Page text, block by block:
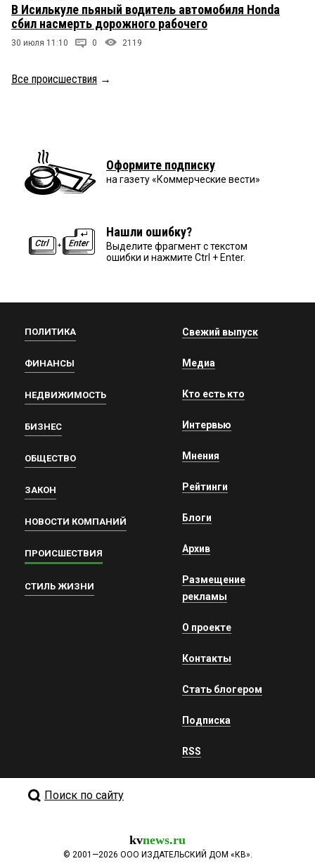
В Исилькуле пьяный водитель автомобиля Honda
сбил насмерть дорожного рабочего
30 июля 11:10 0 2119
Все происшествия →
Оформите подписку
на газету «Коммерческие вести»
Нашли ошибку?
Выделите фрагмент с текстом
ошибки и нажмите Ctrl + Enter.
ПОЛИТИКА
ФИНАНСЫ
НЕДВИЖИМОСТЬ
БИЗНЕС
ОБЩЕСТВО
ЗАКОН
НОВОСТИ КОМПАНИЙ
ПРОИСШЕСТВИЯ
СТИЛЬ ЖИЗНИ
Свежий выпуск
Медиа
Кто есть кто
Интервью
Мнения
Рейтинги
Блоги
Архив
Размещение
рекламы
О проекте
Контакты
Стать блогером
Подписка
RSS
Поиск по сайту
kvnews.ru
© 2001—2026 ООО ИЗДАТЕЛЬСКИЙ ДОМ «КВ».